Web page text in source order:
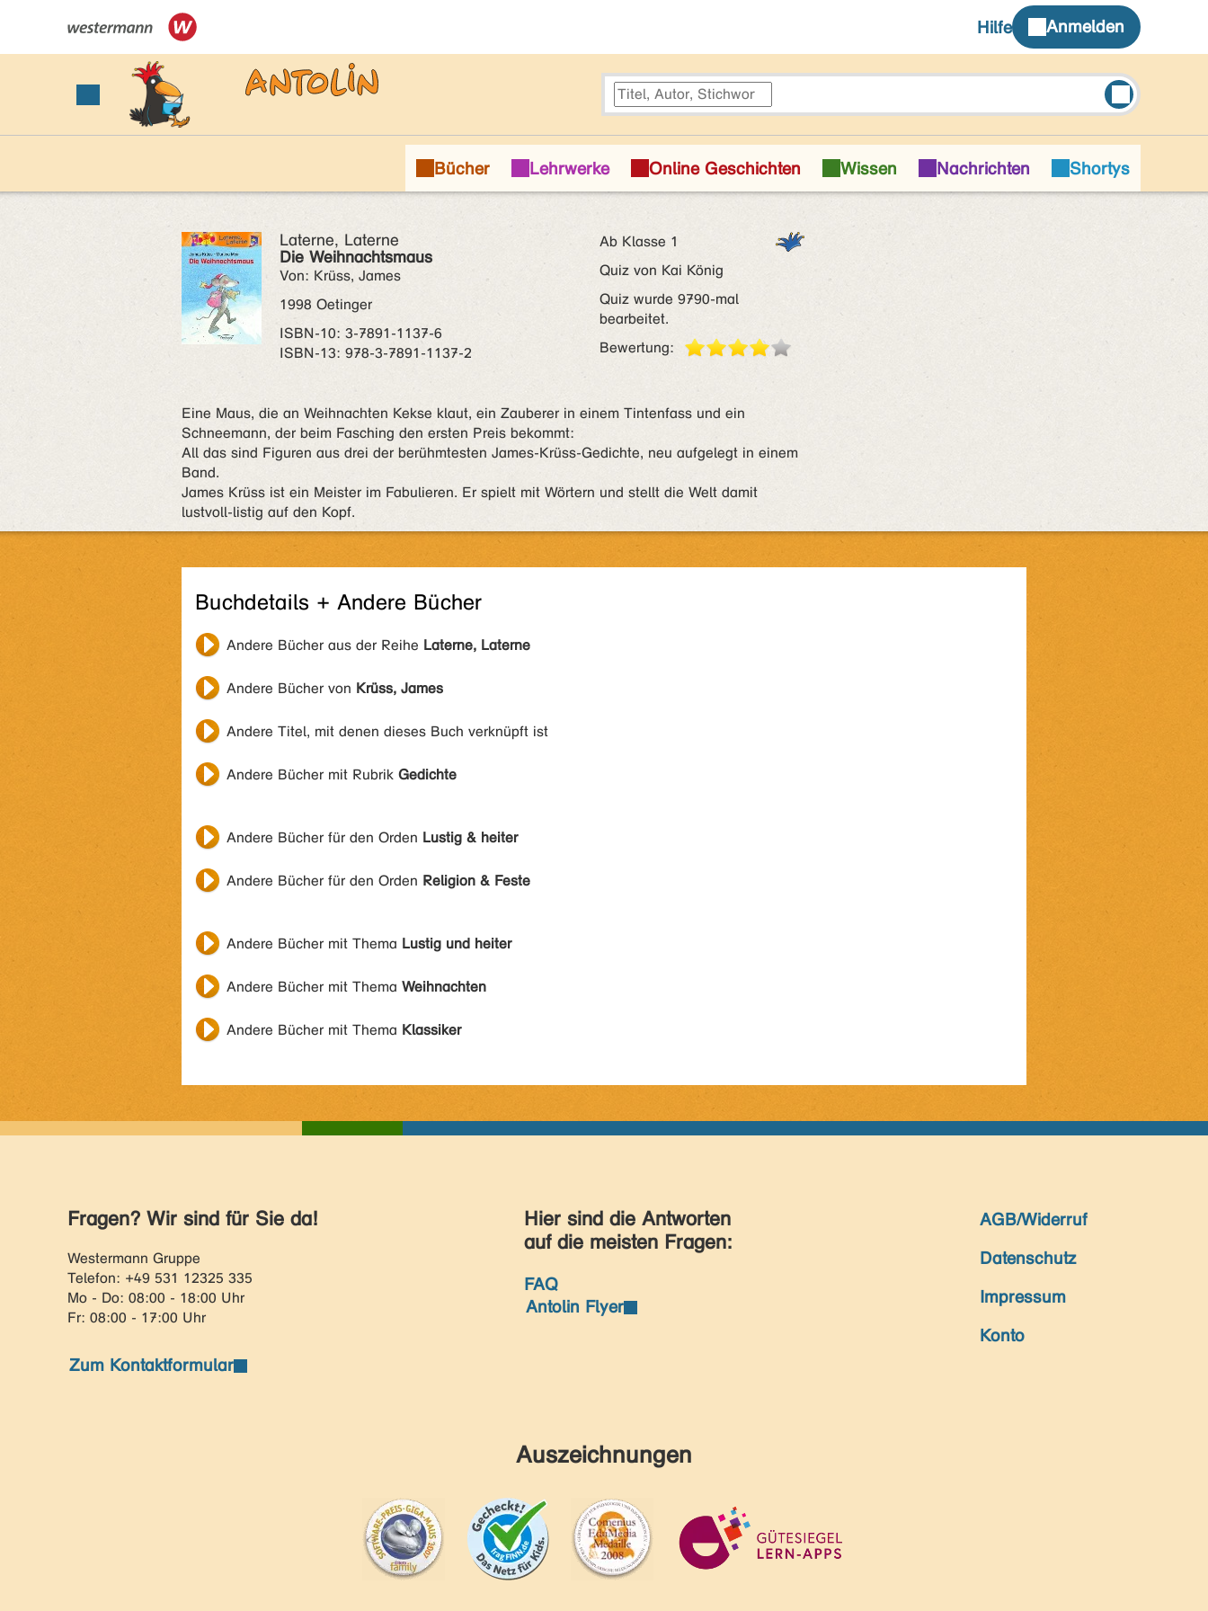
Laterne, Laterne
Die Weihnachtsmaus
Von: Krüss, James
1998 Oetinger
ISBN‑10: 3-7891-1137-6
ISBN‑13: 978-3-7891-1137-2
Ab Klasse 1
Quiz von Kai König
Quiz wurde 9790-mal
bearbeitet.
Bewertung:
Eine Maus, die an Weihnachten Kekse klaut, ein Zauberer in einem Tintenfass und ein
Schneemann, der beim Fasching den ersten Preis bekommt:
All das sind Figuren aus drei der berühmtesten James-Krüss-Gedichte, neu aufgelegt in einem
Band.
James Krüss ist ein Meister im Fabulieren. Er spielt mit Wörtern und stellt die Welt damit
lustvoll-listig auf den Kopf.
Buchdetails + Andere Bücher
Andere Bücher aus der Reihe Laterne, Laterne
Andere Bücher von Krüss, James
Andere Titel, mit denen dieses Buch verknüpft ist
Andere Bücher mit Rubrik Gedichte
Andere Bücher für den Orden Lustig & heiter
Andere Bücher für den Orden Religion & Feste
Andere Bücher mit Thema Lustig und heiter
Andere Bücher mit Thema Weihnachten
Andere Bücher mit Thema Klassiker